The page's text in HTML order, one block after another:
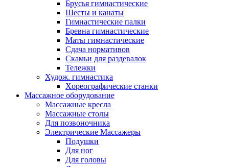
Брусья гимнастические
Шесты и канаты
Гимнастические палки
Бревна гимнастические
Маты гимнастические
Сдача нормативов
Скамьи для раздевалок
Тележки
Худож. гимнастика
Xореографические станки
Массажное оборудование
Массажные кресла
Массажные столы
Для позвоночника
Электрические Массажеры
Подушки
Для ног
Для головы